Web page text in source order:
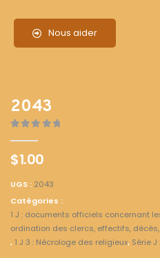
Nous aider
2043
$1.00
UGS : 2043
Catégories :
1 J : documents officiels concernant
ordination des clercs, effectifs, décès,
, 1 J 3 : Nécrologe des religieux, Série